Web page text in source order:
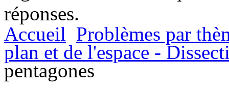
réponses.
Accueil Problèmes par
plan et de l'espace -
pentagones